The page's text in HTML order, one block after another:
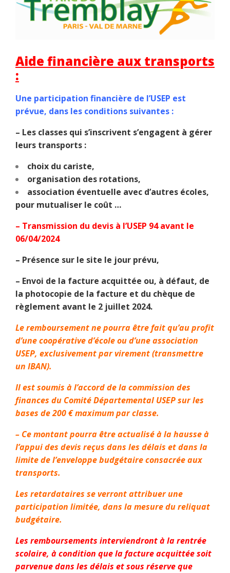
Aide financière aux transports
:
Une participation financière de l’USEP est
prévue, dans les conditions suivantes :
– Les classes qui s’inscrivent s’engagent à gérer
leurs transports :
choix du cariste,
organisation des rotations,
association éventuelle avec d’autres écoles,
pour mutualiser le coût …
– Transmission du devis à l’USEP 94 avant le
06/04/2024
– Présence sur le site le jour prévu,
– Envoi de la facture acquittée ou, à défaut, de
la photocopie de la facture et du chèque de
règlement avant le 2 juillet 2024.
Le remboursement ne pourra être fait qu’au profit
d’une coopérative d’école ou d’une association
USEP, exclusivement par virement (transmettre
un IBAN).
Il est soumis à l’accord de la commission des
finances du Comité Départemental USEP sur les
bases de 200 € maximum par classe.
– Ce montant pourra être actualisé à la hausse à
l’appui des devis reçus dans les délais et dans la
limite de l’enveloppe budgétaire consacrée aux
transports.
Les retardataires se verront attribuer une
participation limitée, dans la mesure du reliquat
budgétaire.
Les remboursements interviendront à la rentrée
scolaire, à condition que la facture acquittée soit
parvenue dans les délais et sous réserve que